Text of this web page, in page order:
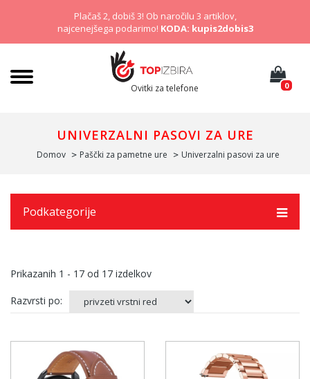
Plačaš 2, dobiš 3! Ob naročilu 3 artiklov,
najcenejšega podarimo! KODA: kupis2dobis3
Ovitki za telefone 0
UNIVERZALNI PASOVI ZA URE
Domov Paščki za pametne ure Univerzalni pasovi za ure
Podkategorije
Prikazanih 1 - 17 od 17 izdelkov
Razvrsti po: